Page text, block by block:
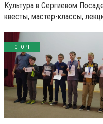
Культура в Сергиевом
квесты, мастер-классы,
СПОРТ